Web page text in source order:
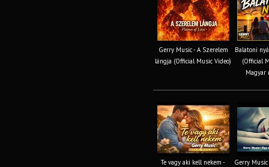
Gerry Music - A Szerelem
lángja (Official Music Video)
Balatoni
(Official
Magyar
Te vagy aki kell nekem -
Gerry